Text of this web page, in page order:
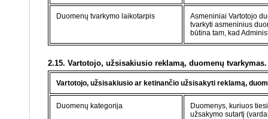
Duomenų tvarkymo laikotarpis
Asmeniniai Vartotojo
tvarkyti asmeninius
būtina tam, kad
2.15. Vartotojo, užsisakiusio reklamą, duomenų tvarkymas.
Vartotojo, užsisakiusio ar ketinančio užsisakyti reklamą,
Duomenų kategorija
Duomenys, kuriuos
užsakymo sutartį